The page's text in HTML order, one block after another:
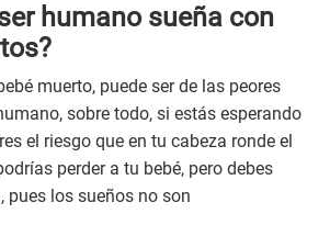
humano sueña con
muerto, puede ser de las peores
sobre todo, si estás esperando
el riesgo que en tu cabeza ronde el
perder a tu bebé, pero debes
pues los sueños no son